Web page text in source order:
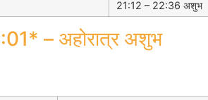
21:12 – 22:36 अशुभ
– अहोरात्र अशुभ